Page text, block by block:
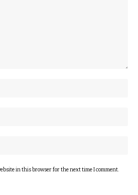
in this browser for the next time I comment.